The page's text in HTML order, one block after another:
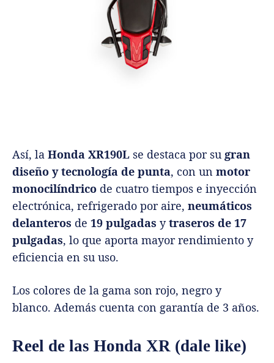
Así, la Honda XR190L se destaca por su gran
diseño y tecnología de punta, con un motor
monocilíndrico de cuatro tiempos e inyección
electrónica, refrigerado por aire, neumáticos
delanteros de 19 pulgadas ytraseros de 17
pulgadas, lo que aporta mayor rendimiento y
eficiencia en su uso.
Los colores de la gama son rojo, negro y
blanco. Además cuenta con garantía de 3 años.
Reel de las Honda XR (dale like)